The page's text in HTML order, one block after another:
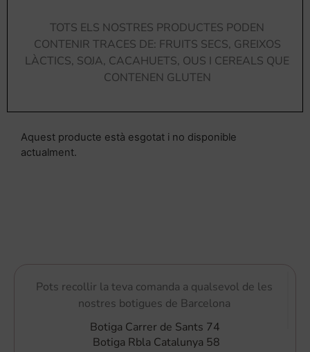
TOTS ELS NOSTRES PRODUCTES PODEN
CONTENIR TRACES DE: FRUITS SECS, GREIXOS
LÀCTICS, SOJA, CACAHUETS, OUS I CEREALS QUE
CONTENEN GLUTEN
Aquest producte està esgotat i no disponible
actualment.
Pots recollir la teva comanda a qualsevol de les
nostres botigues de Barcelona
Botiga Carrer de Sants 74
Botiga Rbla Catalunya 58